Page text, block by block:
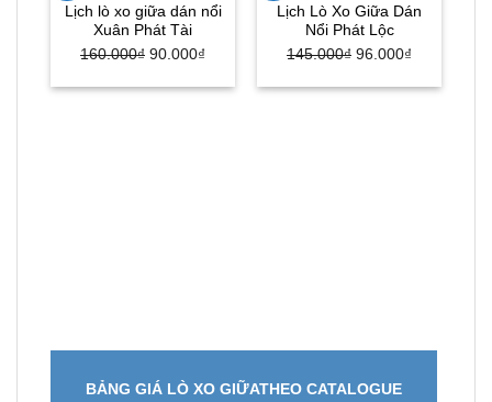
Lịch lò xo giữa dán nổi
Xuân Phát Tài
160.000₫ Giá
90.000₫
Lịch Lò Xo Giữa Dán
Nổi Phát Lộc
145.000₫ Giá
96.000₫
BẢNG GIÁ LÒ XO GIỮATHEO CATALOGUE